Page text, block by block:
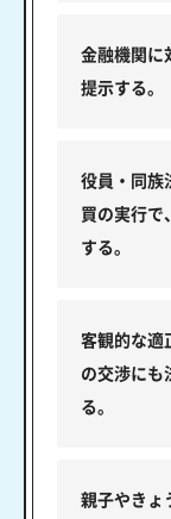
金融機関に
提示する。
役員・同族
買の実行で
する。
客観的な適
の交渉にも
る。
親子やきょ